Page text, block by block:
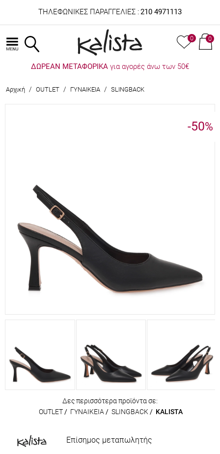
ΤΗΛΕΦΩΝΙΚΕΣ ΠΑΡΑΓΓΕΛΙΕΣ : 210 4971113
0 0
ΔΩΡΕΑΝ ΜΕΤΑΦΟΡΙΚΑ για αγορές άνω των 50€
Αρχική / OUTLET / ΓΥΝΑΙΚΕΙΑ / SLINGBACK
-50%
Δες περισσότερα προϊόντα σε:
OUTLET / ΓΥΝΑΙΚΕΙΑ / SLINGBACK / KALISTA
Επίσημος μεταπωλητής